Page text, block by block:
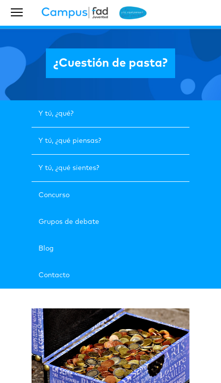
¿Cuestión de pasta?
Y tú, ¿qué?
Y tú, ¿qué piensas?
Y tú, ¿qué sientes?
Concurso
Grupos de debate
Blog
Contacto